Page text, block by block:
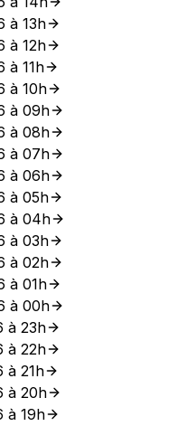
à 13h
à 12h
à 11h
à 10h
à 09h
à 08h
à 07h
à 06h
à 05h
à 04h
à 03h
à 02h
à 01h
à 00h
à 23h
à 22h
à 21h
à 20h
à 19h